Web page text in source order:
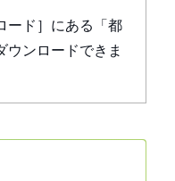
ード］にある「都
ウンロードできま